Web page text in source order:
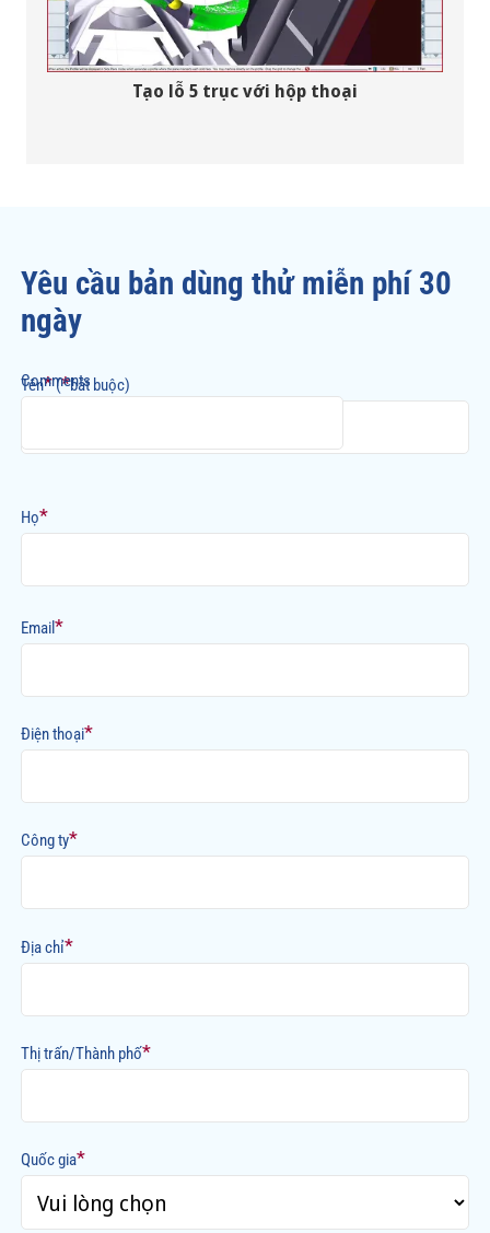
Tạo lỗ 5 trục với hộp thoại
Yêu cầu bản dùng thử miễn phí 30
ngày
Comments
Tên*(*bắt buộc)
Họ*
Email*
Điện thoại*
Công ty*
Địa chỉ*
Thị trấn/Thành phố*
Quốc gia*